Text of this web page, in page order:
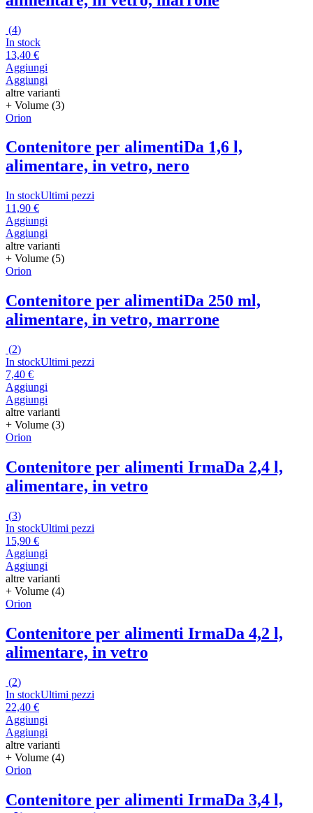
(4)
In stock
13,40 €
Aggiungi
Aggiungi
altre varianti
+ Volume (3)
Orion
Contenitore per alimentiDa 1,6 l,
alimentare, in vetro, nero
In stockUltimi pezzi
11,90 €
Aggiungi
Aggiungi
altre varianti
+ Volume (5)
Orion
Contenitore per alimentiDa 250 ml,
alimentare, in vetro, marrone
(2)
In stockUltimi pezzi
7,40 €
Aggiungi
Aggiungi
altre varianti
+ Volume (3)
Orion
Contenitore per alimenti IrmaDa 2,4 l,
alimentare, in vetro
(3)
In stockUltimi pezzi
15,90 €
Aggiungi
Aggiungi
altre varianti
+ Volume (4)
Orion
Contenitore per alimenti IrmaDa 4,2 l,
alimentare, in vetro
(2)
In stockUltimi pezzi
22,40 €
Aggiungi
Aggiungi
altre varianti
+ Volume (4)
Orion
Contenitore per alimenti IrmaDa 3,4 l,